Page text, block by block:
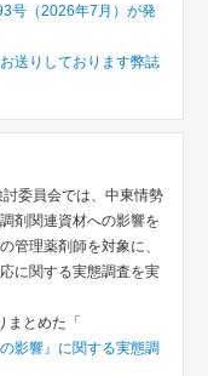
送りしております弊誌
剤関連資材への影響を
管理薬剤師を対象に、
に関する実態調査を実
まとめた「